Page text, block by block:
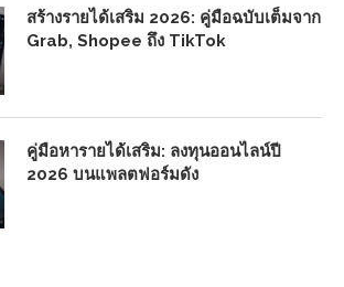
สร้างรายได้เสริม 2026: คู่มือฉบับเต็มจาก
Grab, Shopee ถึง TikTok
คู่มือหารายได้เสริม: ลงทุนออนไลน์ปี
2026 บนแพลตฟอร์มดัง